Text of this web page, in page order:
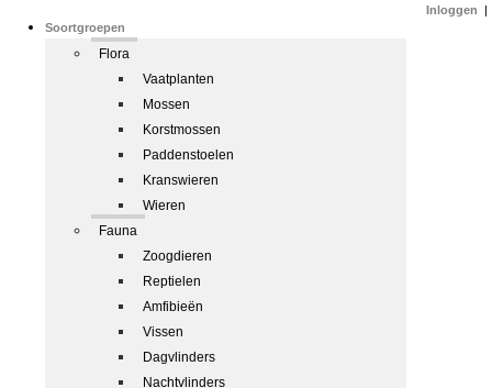
Soortgroepen
Flora
Vaatplanten
Mossen
Korstmossen
Paddenstoelen
Kranswieren
Wieren
Fauna
Zoogdieren
Reptielen
Amfibieën
Vissen
Dagvlinders
Nachtvlinders
Inloggen |